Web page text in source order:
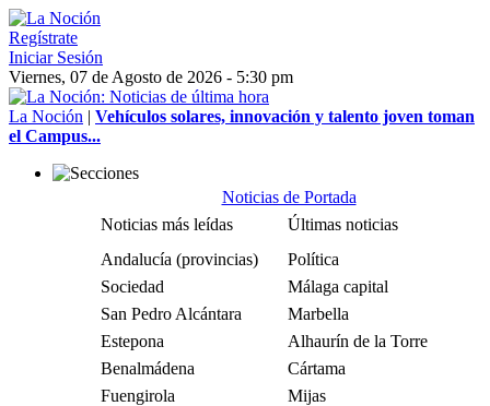
Regístrate
Iniciar Sesión
Viernes, 07 de Agosto de 2026 - 5:30 pm
La Noción | Vehículos solares, innovación y talento joven toman
el Campus...
Noticias de Portada
Noticias más leídas
Últimas noticias
Andalucía (provincias)
Política
Sociedad
Málaga capital
San Pedro Alcántara
Marbella
Estepona
Alhaurín de la Torre
Benalmádena
Cártama
Fuengirola
Mijas